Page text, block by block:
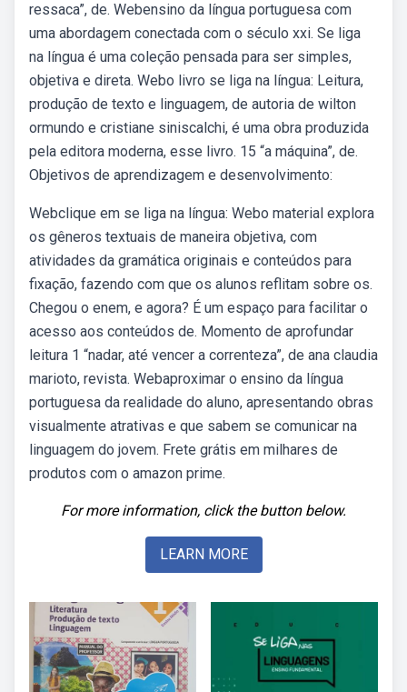
ressaca”, de. Webensino da língua portuguesa com
uma abordagem conectada com o século xxi. Se liga
na língua é uma coleção pensada para ser simples,
objetiva e direta. Webo livro se liga na língua: Leitura,
produção de texto e linguagem, de autoria de wilton
ormundo e cristiane siniscalchi, é uma obra produzida
pela editora moderna, esse livro. 15 “a máquina”, de.
Objetivos de aprendizagem e desenvolvimento:
Webclique em se liga na língua: Webo material explora
os gêneros textuais de maneira objetiva, com
atividades da gramática originais e conteúdos para
fixação, fazendo com que os alunos reflitam sobre os.
Chegou o enem, e agora? É um espaço para facilitar o
acesso aos conteúdos de. Momento de aprofundar
leitura 1 “nadar, até vencer a correnteza”, de ana claudia
marioto, revista. Webaproximar o ensino da língua
portuguesa da realidade do aluno, apresentando obras
visualmente atrativas e que sabem se comunicar na
linguagem do jovem. Frete grátis em milhares de
produtos com o amazon prime.
For more information, click the button below.
LEARN MORE